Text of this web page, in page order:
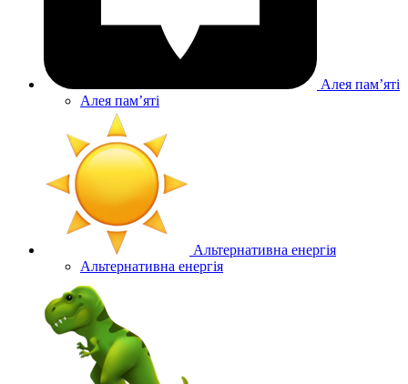
Алея памʼяті
Алея памʼяті
Альтернативна енергія
Альтернативна енергія